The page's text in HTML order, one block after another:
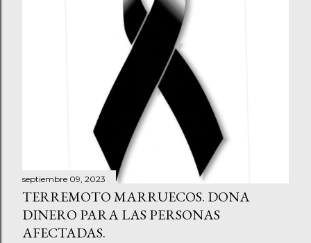
septiembre 09, 2023
TERREMOTO MARRUECOS. DONA
DINERO PARA LAS PERSONAS
AFECTADAS.